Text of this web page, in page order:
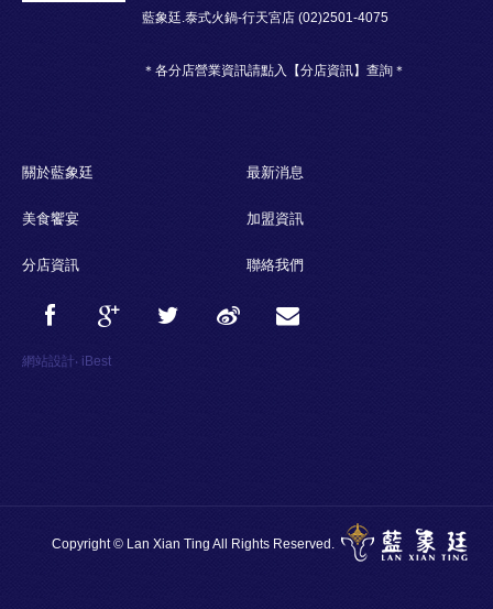
藍象廷.泰式火鍋-行天宮店 (02)2501-4075
＊各分店營業資訊請點入【分店資訊】查詢＊
關於藍象廷 最新消息
美食饗宴 加盟資訊
分店資訊 聯絡我們
網站設計‧ iBest
Copyright © Lan Xian Ting All Rights Reserved.